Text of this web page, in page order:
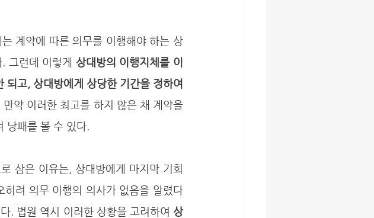
그런데 이렇게 상대방의 이행지체를 이
고, 상대방에게 상당한 기간을 정하여
약 이러한 최고를 하지 않은 채 계약을
낭패를 볼 수 있다.
려 의무 이행의 의사가 없음을 알렸다
. 법원 역시 이러한 상황을 고려하여 상